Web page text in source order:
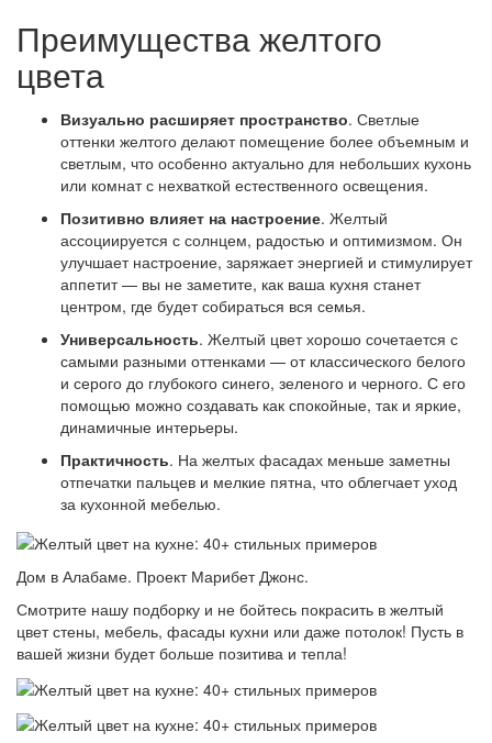
Преимущества желтого
цвета
Визуально расширяет пространство. Светлые
оттенки желтого делают помещение более объемным и
светлым, что особенно актуально для небольших кухонь
или комнат с нехваткой естественного освещения.
Позитивно влияет на настроение. Желтый
ассоциируется с солнцем, радостью и оптимизмом. Он
улучшает настроение, заряжает энергией и стимулирует
аппетит — вы не заметите, как ваша кухня станет
центром, где будет собираться вся семья.
Универсальность. Желтый цвет хорошо сочетается с
самыми разными оттенками — от классического белого
и серого до глубокого синего, зеленого и черного. С его
помощью можно создавать как спокойные, так и яркие,
динамичные интерьеры.
Практичность. На желтых фасадах меньше заметны
отпечатки пальцев и мелкие пятна, что облегчает уход
за кухонной мебелью.
Дом в Алабаме. Проект Марибет Джонс.
Смотрите нашу подборку и не бойтесь покрасить в желтый
цвет стены, мебель, фасады кухни или даже потолок! Пусть в
вашей жизни будет больше позитива и тепла!